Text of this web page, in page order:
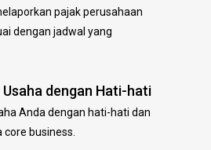
pajak perusahaan
dengan jadwal yang
dengan Hati-hati
Anda dengan hati-hati dan
business.